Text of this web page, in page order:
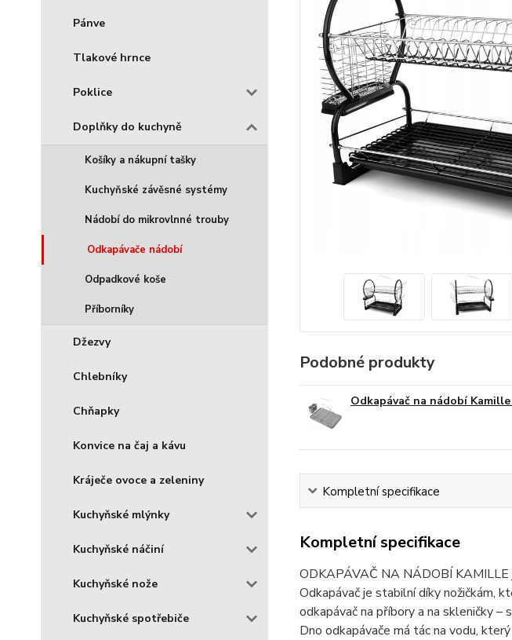
Pánve
Tlakové hrnce
Poklice
Doplňky do kuchyně
Košíky a nákupní tašky
Kuchyňské závěsné systémy
Nádobí do mikrovlnné trouby
Odkapávače nádobí
Odpadkové koše
Příborníky
Džezvy
Chlebníky
Chňapky
Konvice na čaj a kávu
Kráječe ovoce a zeleniny
Kuchyňské mlýnky
Kuchyňské náčiní
Kuchyňské nože
Kuchyňské spotřebiče
Podobné produkty
Odkapávač na nádobí Kamille
Kompletní specifikace
Kompletní specifikace
ODKAPÁVAČ NA NÁDOBÍ KAMILLE
Odkapávač je stabilní díky nožičkám,
odkapávač na příbory a na skleničky
Dno odkapávače má tác na vodu,